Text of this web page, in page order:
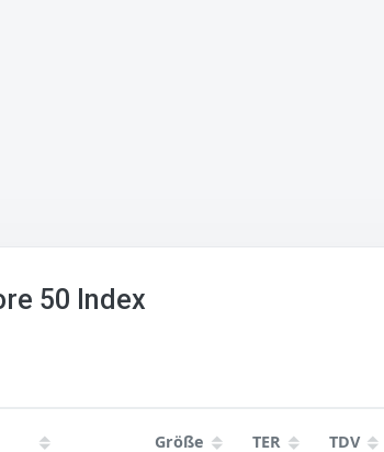
50 Index
Größe TER TDV